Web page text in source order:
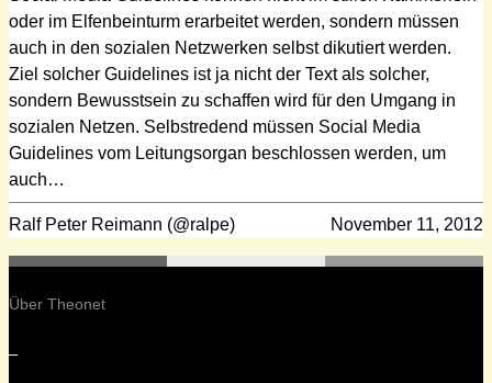
oder im Elfenbeinturm erarbeitet werden, sondern müssen
auch in den sozialen Netzwerken selbst dikutiert werden.
Ziel solcher Guidelines ist ja nicht der Text als solcher,
sondern Bewusstsein zu schaffen wird für den Umgang in
sozialen Netzen. Selbstredend müssen Social Media
Guidelines vom Leitungsorgan beschlossen werden, um
auch…
Ralf Peter Reimann (@ralpe) November 11, 2012
Über Theonet
–